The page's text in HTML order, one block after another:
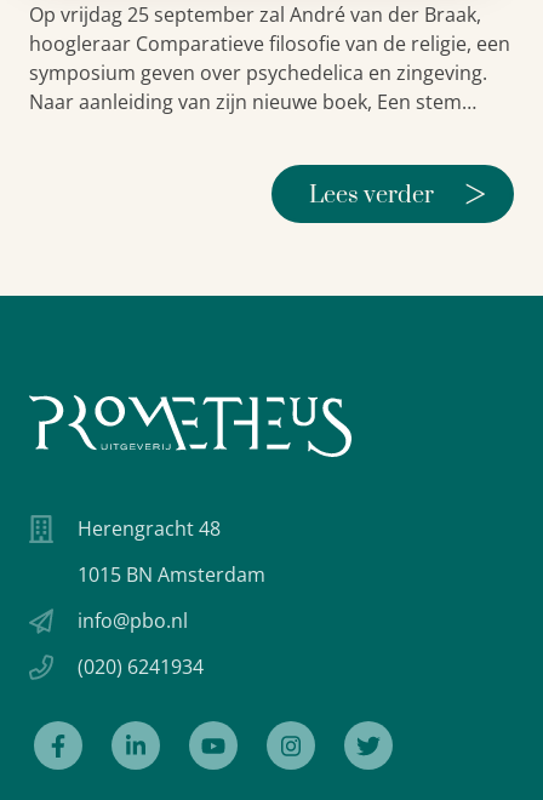
Op vrijdag 25 september zal André van der Braak,
hoogleraar Comparatieve filosofie van de religie, een
symposium geven over psychedelica en zingeving.
Naar aanleiding van zijn nieuwe boek, Een stem…
Lees verder >
Herengracht 48
1015 BN Amsterdam
info@pbo.nl
(020) 6241934